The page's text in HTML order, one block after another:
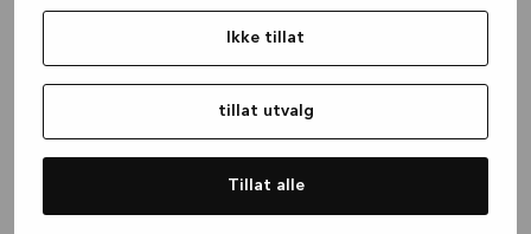
Ikke tillat
tillat utvalg
Tillat alle
(see the browser console for more
information).